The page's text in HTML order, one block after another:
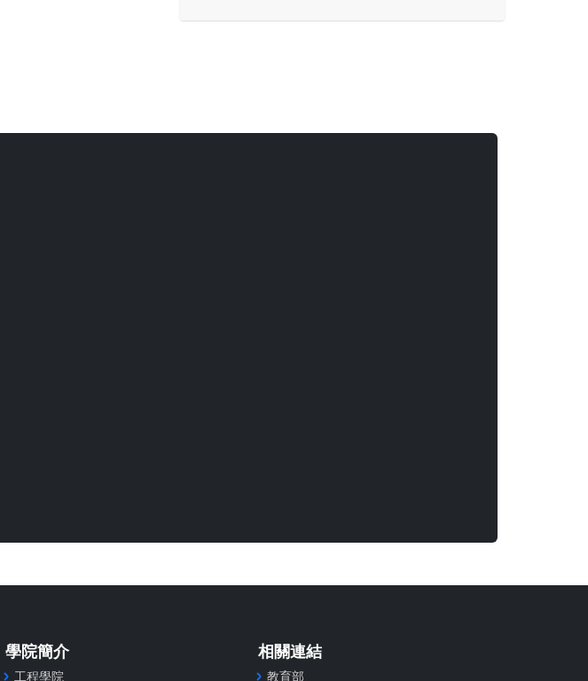
學院簡介
工程學院
相關連結
教育部